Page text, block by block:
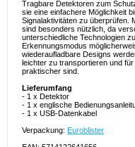
Tragbare Detektoren zum
sie eine einfachere Möglichkeit
Signalaktivitäten zu überprüfen.
sind besonders nützlich, da
unterschiedliche Technologien
Erkennungsmodus
wiederaufladbare Designs
leichter zu transportieren und
praktischer sind.
Lieferumfang
- 1 x Detektor
- 1 x englische
- 1 x USB-Datenkabel
Verpackung: Euroblister